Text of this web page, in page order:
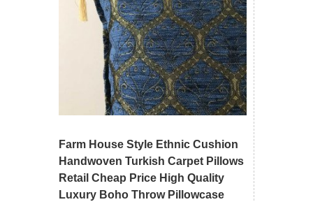
Farm House Style Ethnic Cushion
Handwoven Turkish Carpet Pillows
Retail Cheap Price High Quality
Luxury Boho Throw Pillowcase